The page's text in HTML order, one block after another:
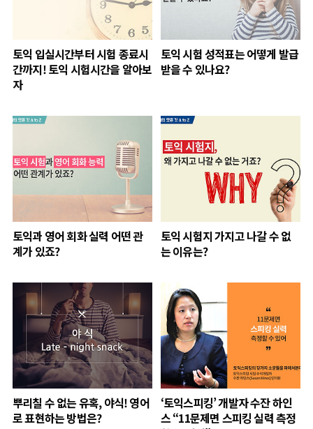
토익 입실시간부터 시험 종료시
간까지! 토익 시험시간을 알아보
자
토익 시험 성적표는 어떻게 발급
받을 수 있나요?
토익과 영어 회화 실력 어떤 관
계가 있죠?
토익 시험지 가지고 나갈 수 없
는 이유는?
뿌리칠 수 없는 유혹, 야식! 영어
로 표현하는 방법은?
‘토익스피킹’ 개발자 수잔 하인
스 “11문제면 스피킹 실력 측정